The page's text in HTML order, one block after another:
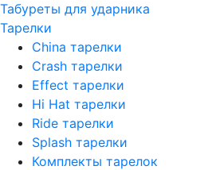
Табуреты для ударника
Тарелки
China тарелки
Crash тарелки
Effect тарелки
Hi Hat тарелки
Ride тарелки
Splash тарелки
Комплекты тарелок